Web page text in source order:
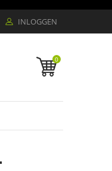
INLOGGEN
0